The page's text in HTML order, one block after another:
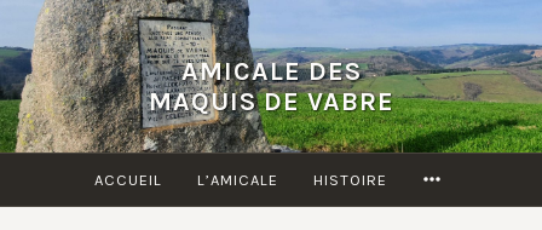
Accéder
au
contenu
principal
AMICALE DES
MAQUIS DE VABRE
ACCUEIL L’AMICALE HISTOIRE